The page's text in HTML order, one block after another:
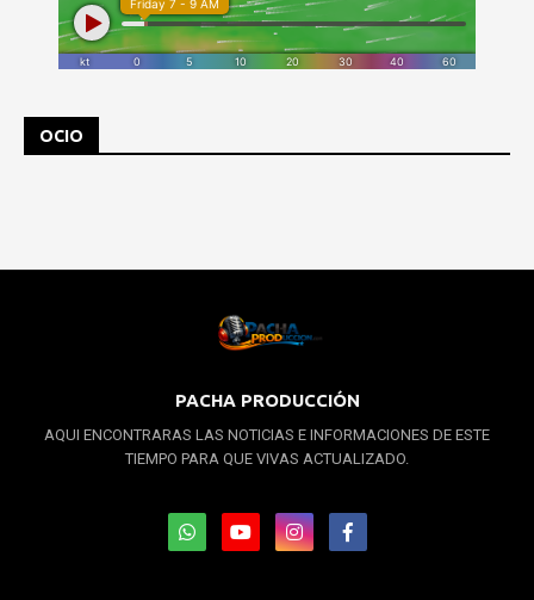
OCIO
PACHA PRODUCCIÓN
AQUI ENCONTRARAS LAS NOTICIAS E INFORMACIONES DE ESTE
TIEMPO PARA QUE VIVAS ACTUALIZADO.